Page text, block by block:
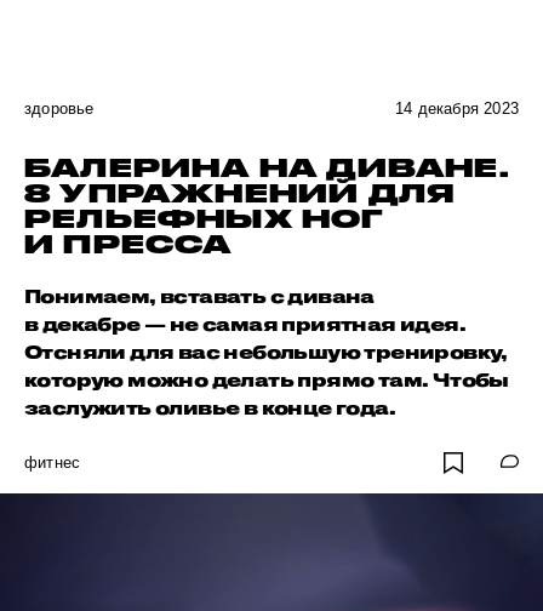
здоровье 14 декабря 2023
БАЛЕРИНА НА ДИВАНЕ.
8 УПРАЖНЕНИЙ ДЛЯ
РЕЛЬЕФНЫХ НОГ
И ПРЕССА
Понимаем, вставать с дивана
в декабре — не самая приятная идея.
Отсняли для вас небольшую тренировку,
которую можно делать прямо там. Чтобы
заслужить оливье в конце года.
фитнес